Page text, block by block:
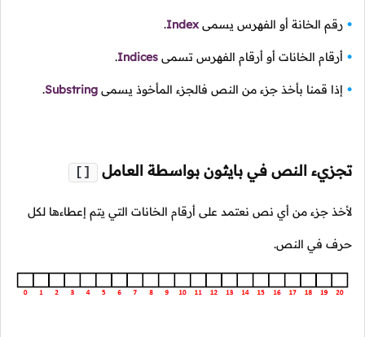
رقم الخانة أو الفهرس يسمىIndex
.
أرقام الخانات أو أرقام الفهرس تسمى Indices
.
إذا قمنا بأخذ جزء من النص فالجزء المأخوذ يسمى Substring
.
تجزيء النص في بايثون بواسطة العامل []
لأخذ جزء من أي نص نعتمد على أرقام الخانات التي يتم إعطاءها لكل
حرف في النص.